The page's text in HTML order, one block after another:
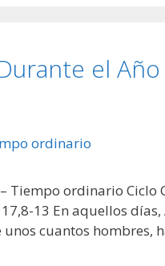
el
ordinario Ciclo C
13 En aquellos
unos cuantos hombres,